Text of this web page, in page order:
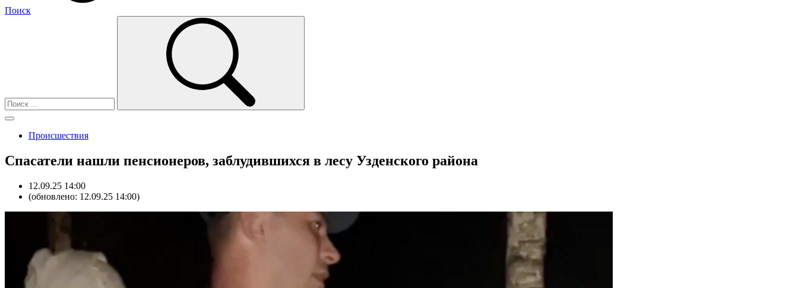
Поиск
Происшествия
Спасатели нашли пенсионеров, заблудившихся в лесу Узденского района
12.09.25 14:00
(обновлено: 12.09.25 14:00)